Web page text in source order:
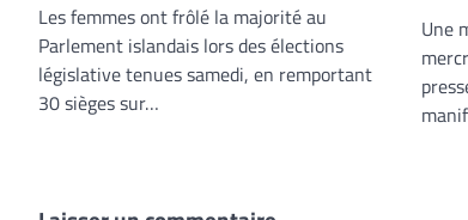
Les femmes ont frôlé la majorité au
Parlement islandais lors des élections
législative tenues samedi, en remportant
30 sièges sur…
Une